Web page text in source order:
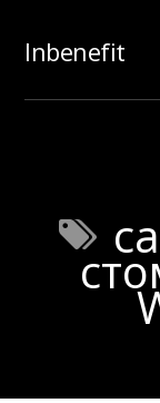
Inbenefit